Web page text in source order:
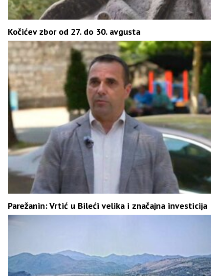
Kočićev zbor od 27. do 30. avgusta
Parežanin: Vrtić u Bileći velika i značajna investicija